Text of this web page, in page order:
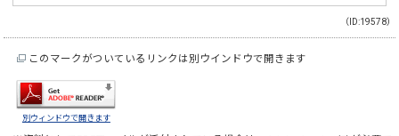
（ID:19578）
このマークがついているリンクは別ウインドウで開きます
別ウィンドウで開きます